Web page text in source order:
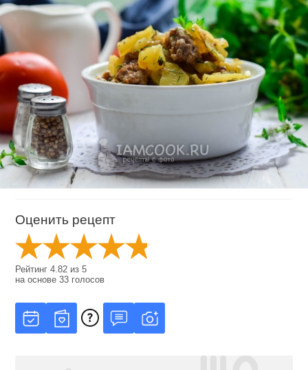
Оценить рецепт
Рейтинг4.82 из5
на основе33 голосов